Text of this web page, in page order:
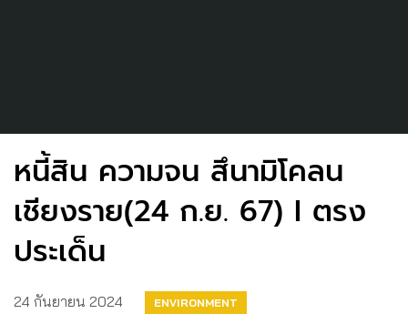
หนี้สิน ความจน สึนามิโคลน
เชียงราย(24 ก.ย. 67) I ตรง
ประเด็น
24 กันยายน 2024 ENVIRONMENT